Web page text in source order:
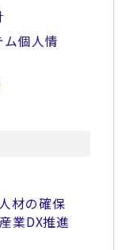
ム個人情
材の確保
業DX推進